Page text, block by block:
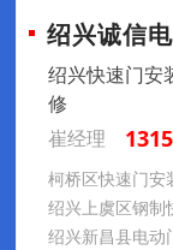
绍兴诚信
绍兴快速门安
修
崔经理
柯桥区快速门安
绍兴上虞区钢制
绍兴新昌县电动